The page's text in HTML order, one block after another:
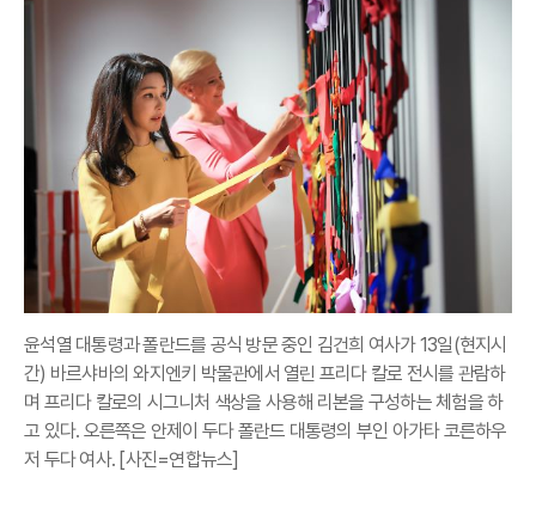
윤석열 대통령과 폴란드를 공식 방문 중인 김건희 여사가 13일(현지시
간) 바르샤바의 와지엔키 박물관에서 열린 프리다 칼로 전시를 관람하
며 프리다 칼로의 시그니처 색상을 사용해 리본을 구성하는 체험을 하
고 있다. 오른쪽은 안제이 두다 폴란드 대통령의 부인 아가타 코른하우
저 두다 여사. [사진=연합뉴스]